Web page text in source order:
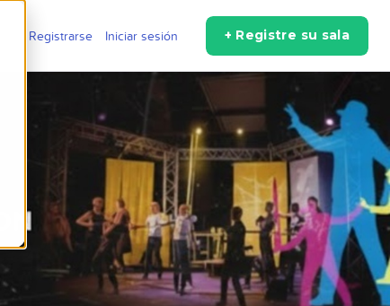
Registrarse Iniciar sesión + Registre su sala